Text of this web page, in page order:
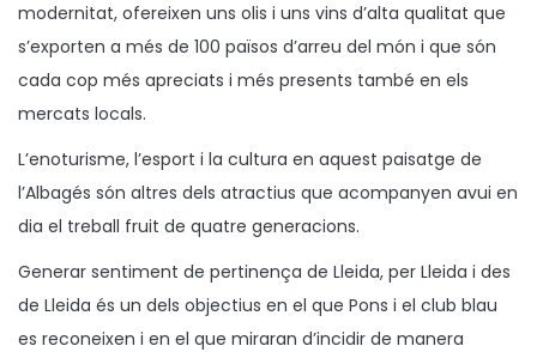
modernitat, ofereixen uns olis i uns vins d’alta qualitat que
s’exporten a més de 100 països d’arreu del món i que són
cada cop més apreciats i més presents també en els
mercats locals.
L’enoturisme, l’esport i la cultura en aquest paisatge de
l’Albagés són altres dels atractius que acompanyen avui en
dia el treball fruit de quatre generacions.
Generar sentiment de pertinença de Lleida, per Lleida i des
de Lleida és un dels objectius en el que Pons i el club blau
es reconeixen i en el que miraran d’incidir de manera